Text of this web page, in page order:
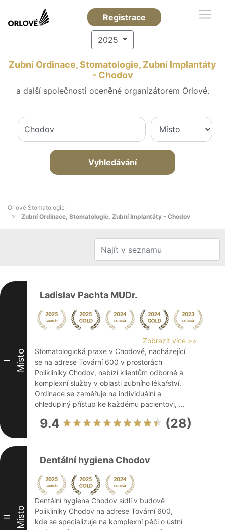
Registrace
2025
Zubní Ordinace, Stomatologie, Zubní Implantáty
- Chodov
a další společnosti oceněné organizátorem Orlové.
Vyhledávání
Orlové Stomatologie
Zubní Ordinace, Stomatologie, Zubní Implantáty - Chodov
I Místo
Ladislav Pachta MUDr.
Zobrazit více >>
Stomatologická praxe v Chodově, nacházející
se na adrese Tovární 600 v prostorách
Polikliniky Chodov, nabízí klientům odborné a
komplexní služby v oblasti zubního lékařství.
Ordinace se zaměřuje na individuální a
ohleduplný přístup ke každému pacientovi, ...
9.4 (28)
II Místo
Dentální hygiena Chodov
Dentální hygiena Chodov sídlí v budově
Polikliniky Chodov na adrese Tovární 600,
kde se specializuje na komplexní péči o ústní